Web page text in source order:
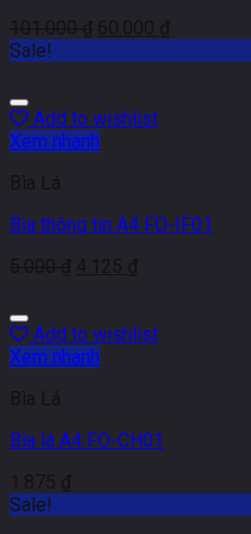
101.000₫ 60.000 ₫
Sale!
Add to wishlist
Xem nhanh
Bìa Lá
Bìa thông tin A4 FO-IF01
5.000₫ 4.125 ₫
Add to wishlist
Xem nhanh
Bìa Lá
Bìa lá A4 FO-CH01
1.875 ₫
Sale!